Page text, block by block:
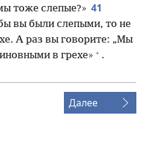
тоже слепые?» 41
вы были слепыми, то не
А раз вы говорите: „Мы
в грехе» + .
Далее